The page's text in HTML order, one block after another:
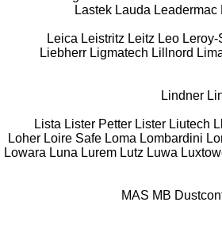
Lastek Lauda Leadermac
Leica Leistritz Leitz Leo
Liebherr Ligmatech Lillnord
Lindner
Lista Lister Petter Lister Liutech
Loher Loire Safe Loma Lombardini
Lowara Luna Lurem Lutz Luwa
MAS MB